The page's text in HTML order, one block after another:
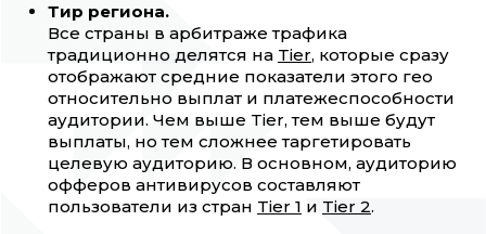
Тир региона.
Все страны в арбитраже трафика
традиционно делятся на Tier, которые сразу
отображают средние показатели этого гео
относительно выплат и платежеспособности
аудитории. Чем выше Tier, тем выше будут
выплаты, но тем сложнее таргетировать
целевую аудиторию. В основном, аудиторию
офферов антивирусов составляют
пользователи из стран Tier 1 и Tier 2.